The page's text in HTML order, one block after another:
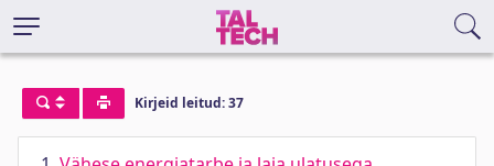
Kirjeid leitud: 37